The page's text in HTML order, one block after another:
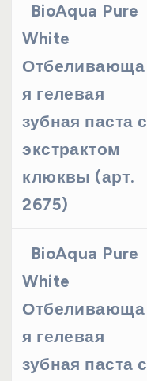
BioAqua Pure
White
Отбеливающа
я гелевая
зубная паста с
экстрактом
клюквы (арт.
2675)
BioAqua Pure
White
Отбеливающа
я гелевая
зубная паста с